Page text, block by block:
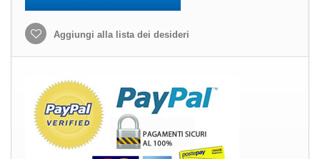
Aggiungi alla lista dei desideri